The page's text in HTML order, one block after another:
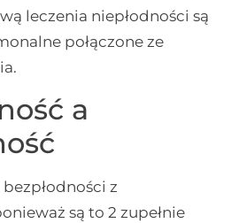
leczenia niepłodności są
połączone ze
a
z
są to 2 zupełnie